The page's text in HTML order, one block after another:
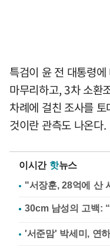
특검이 윤 전 대통령
마무리하고, 3차 소환
차례에 걸친 조사를
것이란 관측도 나온다.
이시간 핫뉴스
"서장훈, 28억에 산
'서준맘' 박세미, 연